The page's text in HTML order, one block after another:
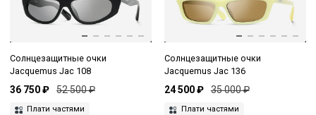
Солнцезащитные очки
Jacquemus Jac 108
36 750 ₽ 52 500 ₽
Плати частями
Солнцезащитные очки
Jacquemus Jac 136
24 500 ₽ 35 000 ₽
Плати частями